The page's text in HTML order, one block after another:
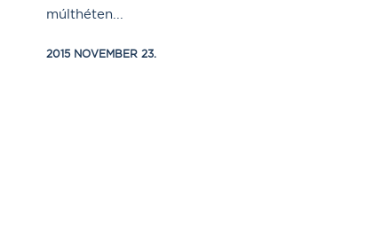
múlthéten...
2015 NOVEMBER 23.